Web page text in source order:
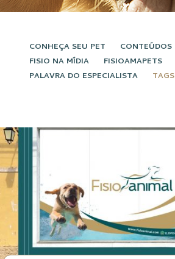
CONHEÇA SEU PET
CONTEÚDOS
FISIO NA MÍDIA
FISIOAMAPETS
PALAVRA DO ESPECIALISTA
TAGS